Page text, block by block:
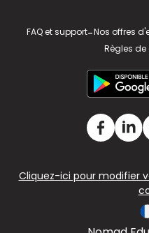
FAQ et support-Nos offres
Règles
Cliquez-ici pour modifier